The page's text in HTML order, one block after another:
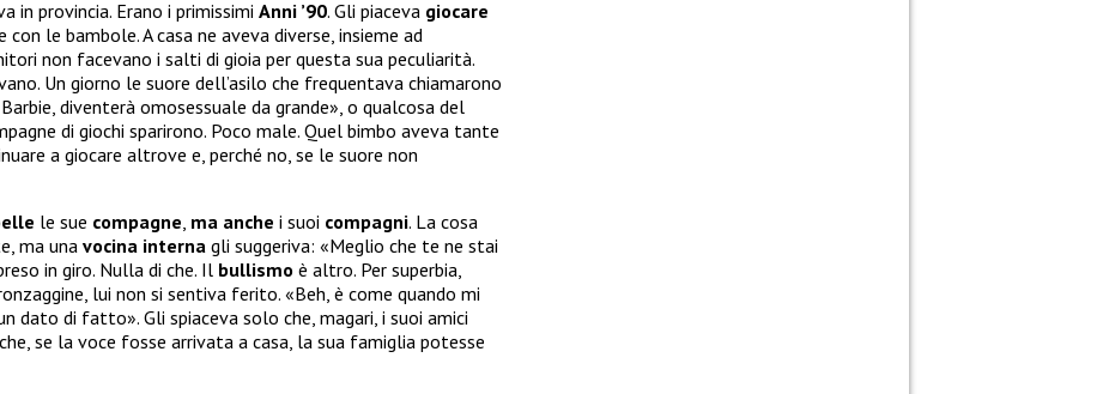
in provincia. Erano i primissimi Anni ’90. Gli piaceva giocare
con le bambole. A casa ne aveva diverse, insieme ad
non facevano i salti di gioia per questa sua peculiarità.
Un giorno le suore dell’asilo che frequentava chiamarono
diventerà omosessuale da grande», o qualcosa del
di giochi sparirono. Poco male. Quel bimbo aveva tante
a giocare altrove e, perché no, se le suore non
le sue compagne ma anche i suoi compagni. La cosa
ma una vocina interna gli suggeriva: «Meglio che te ne stai
in giro. Nulla di che. Il bullismo è altro. Per superbia,
lui non si sentiva ferito. «Beh, è come quando mi
dato di fatto». Gli spiaceva solo che, magari, i suoi amici
se la voce fosse arrivata a casa, la sua famiglia potesse